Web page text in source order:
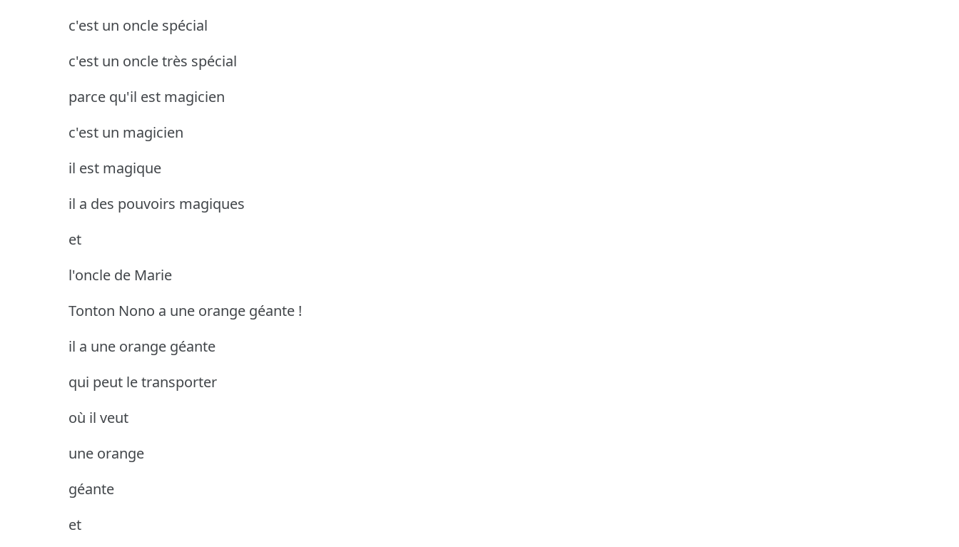
c'est un oncle spécial
c'est un oncle très spécial
parce qu'il est magicien
c'est un magicien
il est magique
il a des pouvoirs magiques
et
l'oncle de Marie
Tonton Nono a une orange géante !
il a une orange géante
qui peut le transporter
où il veut
une orange
géante
et